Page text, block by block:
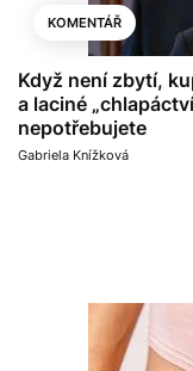
KOMENTÁŘ
Když není zbytí,
a laciné
nepotřebujete
Gabriela Knížková